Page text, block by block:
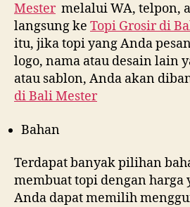
Mestermelalui WA, telpon,
langsung ke Topi Grosir di
itu, jika topi yang Anda
logo, nama atau desain lain
atau sablon, Anda akan
diBali Mester
Bahan
Terdapat banyak pilihan
membuat topi dengan harga
Anda dapat memilih